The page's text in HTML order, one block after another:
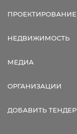
ПРОЕКТИРОВАНИЕ
НЕДВИЖИМОСТЬ
МЕДИА
ОРГАНИЗАЦИИ
ДОБАВИТЬ ТЕНДЕР